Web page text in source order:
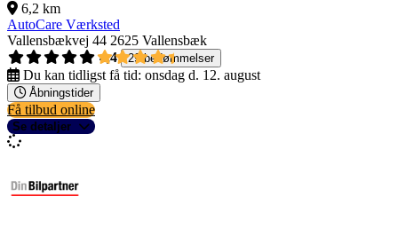
6,2 km
AutoCare Værksted
Vallensbækvej 44 2625 Vallensbæk
4,4
29 bedømmelser
Du kan tidligst få tid: onsdag d. 12. august
Åbningstider
Få tilbud online
Se detaljer